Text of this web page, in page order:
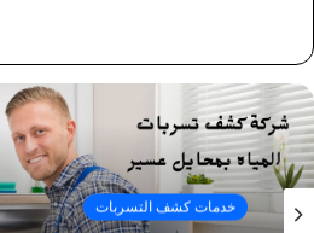
خدمات كشف التسربات